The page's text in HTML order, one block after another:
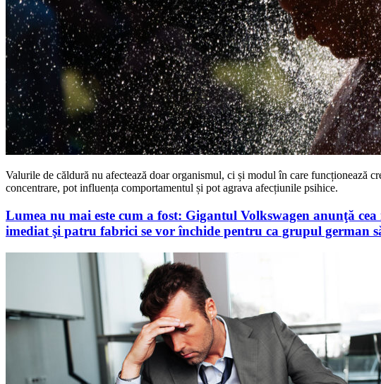
Valurile de căldură nu afectează doar organismul, ci și modul în care funcționează
concentrare, pot influența comportamentul și pot agrava afecțiunile psihice.
Lumea nu mai este cum a fost: Gigantul Volkswagen anunţă
imediat şi patru fabrici se vor închide pentru ca grupul german